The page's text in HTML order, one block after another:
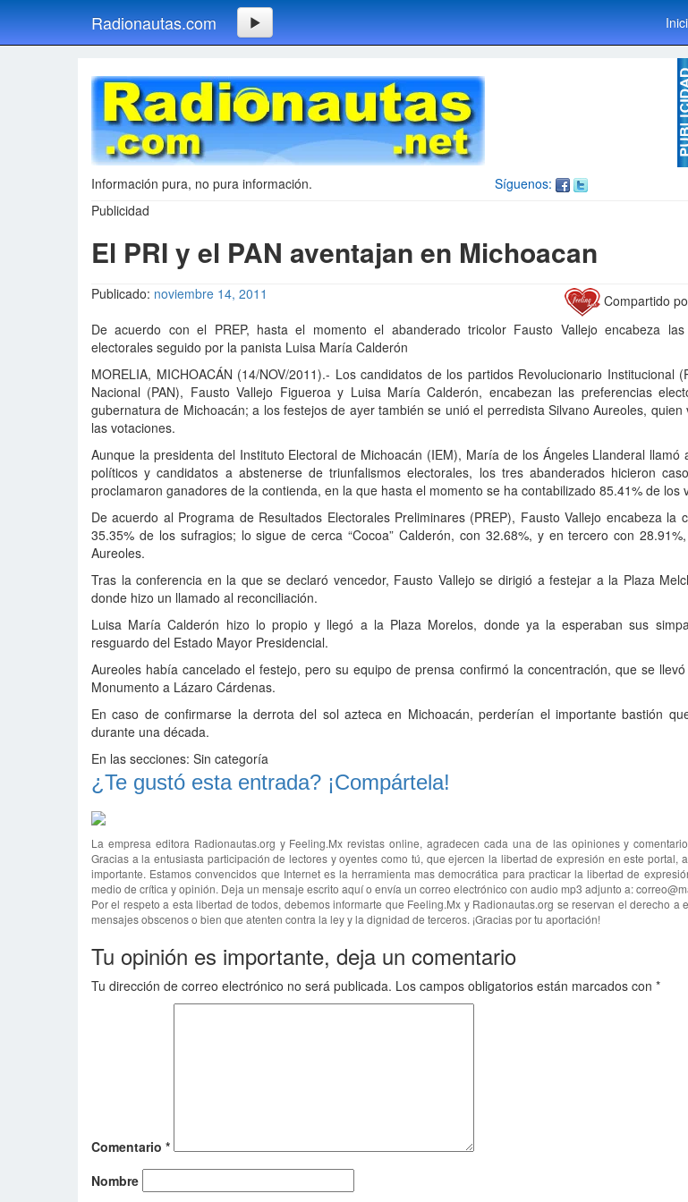
Radionautas.com
Síguenos:
Información pura, no pura información.
Publicidad
El PRI y el PAN aventajan en Michoacan
Publicado: noviembre 14, 2011 Compartido
De acuerdo con el PREP, hasta el momento el abanderado tricolor Fausto Vallejo encabeza las
electorales seguido por la panista Luisa María Calderón
MORELIA, MICHOACÁN (14/NOV/2011).- Los candidatos de los partidos Revolucionario Institucional
Nacional (PAN), Fausto Vallejo Figueroa y Luisa María Calderón, encabezan las preferencias
gubernatura de Michoacán; a los festejos de ayer también se unió el perredista Silvano Aureoles, quien
las votaciones.
Aunque la presidenta del Instituto Electoral de Michoacán (IEM), María de los Ángeles Llanderal llamó
políticos y candidatos a abstenerse de triunfalismos electorales, los tres abanderados hicieron
proclamaron ganadores de la contienda, en la que hasta el momento se ha contabilizado 85.41% de los
De acuerdo al Programa de Resultados Electorales Preliminares (PREP), Fausto Vallejo encabeza la
35.35% de los sufragios; lo sigue de cerca “Cocoa” Calderón, con 32.68%, y en tercero con
Aureoles.
Tras la conferencia en la que se declaró vencedor, Fausto Vallejo se dirigió a festejar a la Plaza
donde hizo un llamado al reconciliación.
Luisa María Calderón hizo lo propio y llegó a la Plaza Morelos, donde ya la esperaban sus
resguardo del Estado Mayor Presidencial.
Aureoles había cancelado el festejo, pero su equipo de prensa confirmó la concentración, que se
Monumento a Lázaro Cárdenas.
En caso de confirmarse la derrota del sol azteca en Michoacán, perderían el importante bastión
durante una década.
En las secciones: Sin categoría
¿Te gustó esta entrada? ¡Compártela!
La empresa editora Radionautas.org y Feeling.Mx revistas online, agradecen cada una de las opiniones y
Gracias a la entusiasta participación de lectores y oyentes como tú, que ejercen la libertad de expresión en este portal,
importante. Estamos convencidos que Internet es la herramienta mas democrática para practicar la libertad de
medio de crítica y opinión. Deja un mensaje escrito aquí o envía un correo electrónico con audio mp3 adjunto a:
Por el respeto a esta libertad de todos, debemos informarte que Feeling.Mx y Radionautas.org se reservan el derecho a
mensajes obscenos o bien que atenten contra la ley y la dignidad de terceros. ¡Gracias por tu aportación!
Tu opinión es importante, deja un comentario
Tu dirección de correo electrónico no será publicada. Los campos obligatorios están marcados con *
Comentario *
Nombre